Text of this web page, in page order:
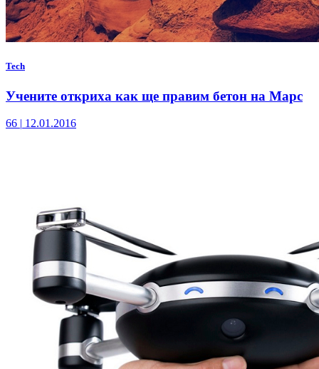
Tech
Учените откриха как ще правим бетон на Марс
66 | 12.01.2016